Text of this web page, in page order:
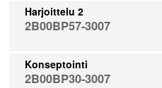
Harjoittelu 2
2B00BP57-3007
Konseptointi
2B00BP30-3007